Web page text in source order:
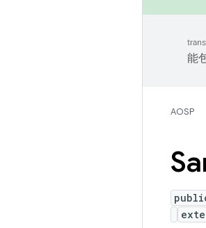
能
AOSP